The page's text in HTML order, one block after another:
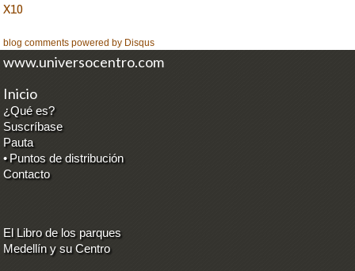
X10
blog comments powered by Disqus
www.universocentro.com
Inicio
¿Qué es?
Suscríbase
Pauta
• Puntos de distribución
Contacto
El Libro de los parques
Medellín y su Centro